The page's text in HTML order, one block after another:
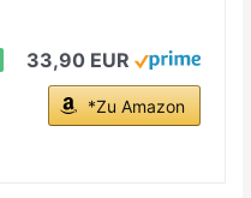
33,90 EUR
*Zu Amazon